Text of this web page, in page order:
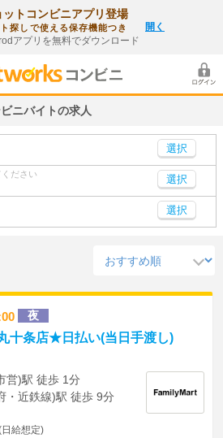
ットコンビニアプリ登場
探しで使える保存機能つき
アプリを無料でダウンロード
開く
ニバイトの求人
ださい 選択
選択
夜
十条店★日払い(当日手渡し)
営)駅 徒歩 1分
・近鉄線)駅 徒歩 9分
日給想定)